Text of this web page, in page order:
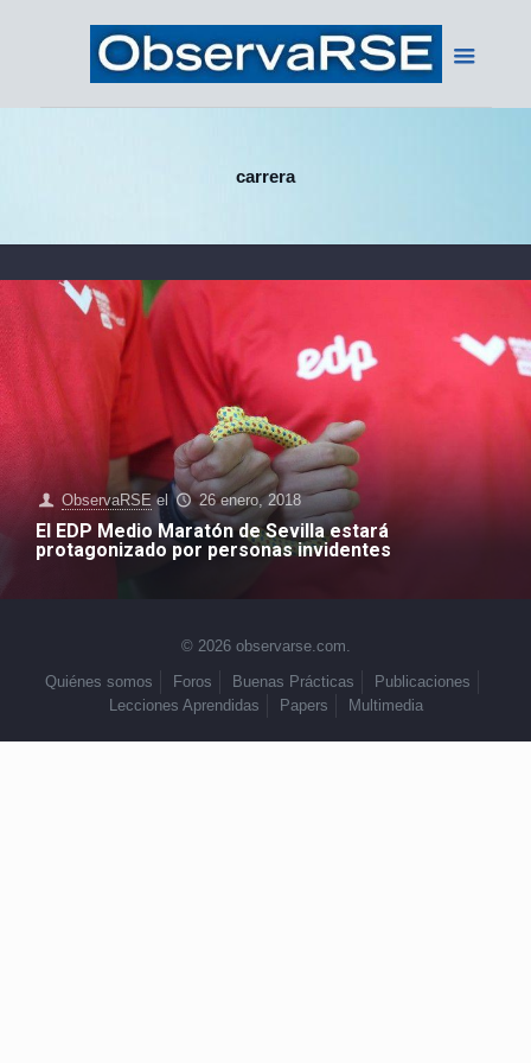
carrera
ObservaRSE el 26 enero, 2018
El EDP Medio Maratón de Sevilla estará
protagonizado por personas invidentes
© 2026 observarse.com.
Quiénes somos
Foros Buenas Prácticas
Publicaciones
Lecciones Aprendidas
Papers Multimedia